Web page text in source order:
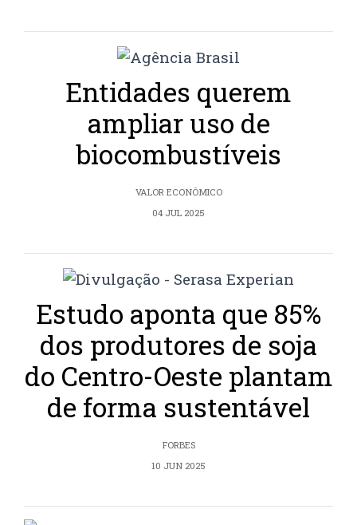
Entidades querem
ampliar uso de
biocombustíveis
VALOR ECONÔMICO
04 JUL 2025
Estudo aponta que 85%
dos produtores de soja
do Centro-Oeste plantam
de forma sustentável
FORBES
10 JUN 2025